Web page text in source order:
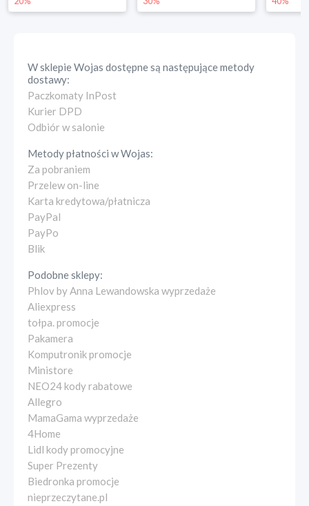
W sklepieWojas dostępne są następujące metody
dostawy:
Paczkomaty InPost
Kurier DPD
Odbiór w salonie
Metody płatności wWojas:
Za pobraniem
Przelew on-line
Karta kredytowa/płatnicza
PayPal
PayPo
Blik
Podobne sklepy:
Phlov by Anna Lewandowska wyprzedaże
Aliexpress
tołpa. promocje
Pakamera
Komputronik promocje
Ministore
NEO24 kody rabatowe
Allegro
MamaGama wyprzedaże
4Home
Lidl kody promocyjne
Super Prezenty
Biedronka promocje
nieprzeczytane.pl